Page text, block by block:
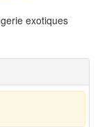
exotiques